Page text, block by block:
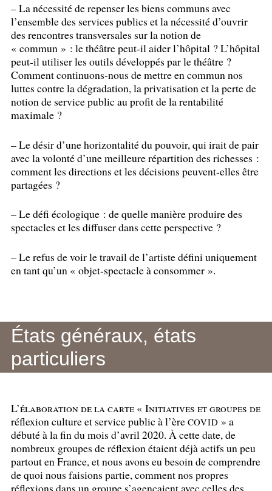
– La nécessité de repenser les biens communs avec
l’ensemble des services publics et la nécessité d’ouvrir
des rencontres transversales sur la notion de
« commun » : le théâtre peut-il aider l’hôpital ? L’hôpital
peut-il utiliser les outils développés par le théâtre ?
Comment continuons-nous de mettre en commun nos
luttes contre la dégradation, la privatisation et la perte de
notion de service public au profit de la rentabilité
maximale ?
– Le désir d’une horizontalité du pouvoir, qui irait de pair
avec la volonté d’une meilleure répartition des richesses :
comment les directions et les décisions peuvent-elles être
partagées ?
– Le défi écologique : de quelle manière produire des
spectacles et les diffuser dans cette perspective ?
– Le refus de voir le travail de l’artiste défini uniquement
en tant qu’un « objet-spectacle à consommer ».
États généraux, états
particuliers
L’élaboration de la carte « Initiatives et groupes de
réflexion culture et service public à l’ère COVID » a
débuté à la fin du mois d’avril 2020. À cette date, de
nombreux groupes de réflexion étaient déjà actifs un peu
partout en France, et nous avons eu besoin de comprendre
de quoi nous faisions partie, comment nos propres
réflexions dans un groupe s’agençaient avec celles des